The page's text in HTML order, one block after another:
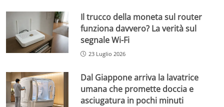
Il trucco della moneta sul router
funziona davvero? La verità sul
segnale Wi-Fi
23 Luglio 2026
Dal Giappone arriva la lavatrice
umana che promette doccia e
asciugatura in pochi minuti